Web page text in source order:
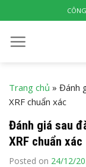
to
content
Trang chủ » Đánh
XRF chuẩn xác
Đánh giá sau
XRF chuẩn xác
Posted on 24/12/